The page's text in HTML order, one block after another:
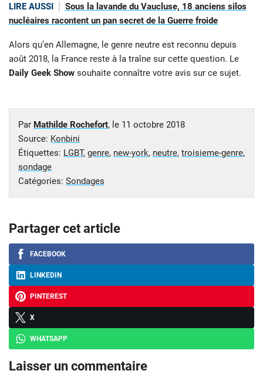
LIRE AUSSI
Sous la lavande du Vaucluse, 18 anciens silos
nucléaires racontent un pan secret de la Guerre froide
Alors qu’en Allemagne, le genre neutre est reconnu depuis
août 2018, la France reste à la traîne sur cette question. Le
Daily Geek Show souhaite connaître votre avis sur ce sujet.
Par Mathilde Rochefort, le 11 octobre 2018
Source: Konbini
Étiquettes: LGBT, genre, new-york, neutre, troisieme-genre,
sondage
Catégories: Sondages
Partager cet article
FACEBOOK
LINKEDIN
PINTEREST
X
WHATSAPP
Laisser un commentaire